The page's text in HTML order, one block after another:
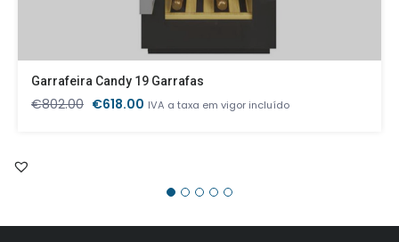
Garrafeira Candy 19 Garrafas
€802.00 O
€618.00 O
IVA a taxa em vigor incluído